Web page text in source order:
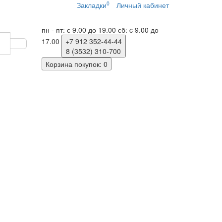
Закладки0 Личный кабинет
пн - пт: с 9.00 до 19.00 сб: c 9.00 до
17.00
+7 912 352-44-44
8 (3532) 310-700
Корзинапокупок: 0